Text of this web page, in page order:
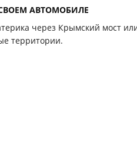
АВТОМОБИЛЕ
через Крымский мост
территории.